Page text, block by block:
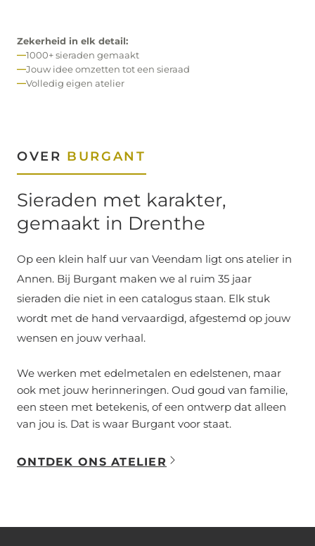
Zekerheid in elk detail:
1000+ sieraden gemaakt
Jouw idee omzetten tot een sieraad
Volledig eigen atelier
OVER BURGANT
Sieraden met karakter,
gemaakt in Drenthe
Op een klein half uur van Veendam ligt ons atelier in
Annen. Bij Burgant maken we al ruim 35 jaar
sieraden die niet in een catalogus staan. Elk stuk
wordt met de hand vervaardigd, afgestemd op jouw
wensen en jouw verhaal.
We werken met edelmetalen en edelstenen, maar
ook met jouw herinneringen. Oud goud van familie,
een steen met betekenis, of een ontwerp dat alleen
van jou is. Dat is waar Burgant voor staat.
ONTDEK ONS ATELIER